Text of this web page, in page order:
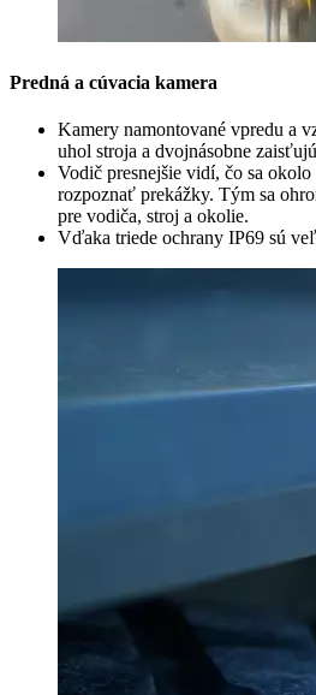
Predná a cúvacia kamera
Kamery namontované vpredu a
uhol stroja a dvojnásobne
Vodič presnejšie vidí, čo sa okolo
rozpoznať prekážky. Tým sa
pre vodiča, stroj a okolie.
Vďaka triede ochrany IP69 sú